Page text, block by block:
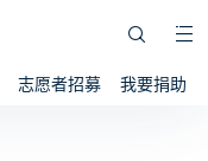
志愿者招募 我要捐助